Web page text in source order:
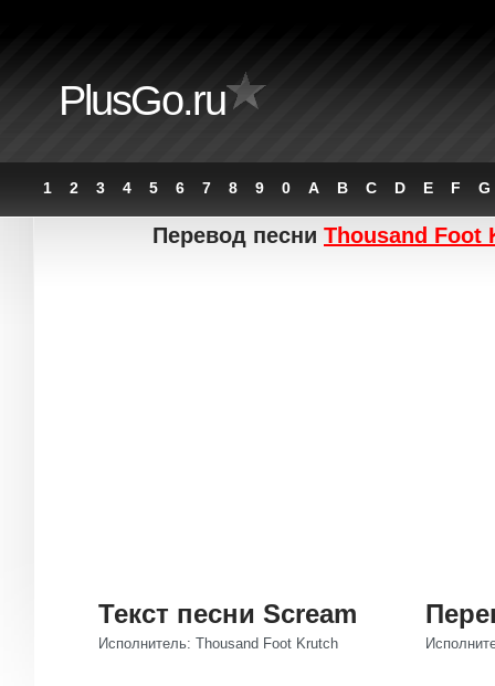
PlusGo.ru
1 2 3 4 5 6 7 8 9 0 A B C D E F G
Перевод песни Thousand Foot
Текст песни Scream
Исполнитель: Thousand Foot Krutch